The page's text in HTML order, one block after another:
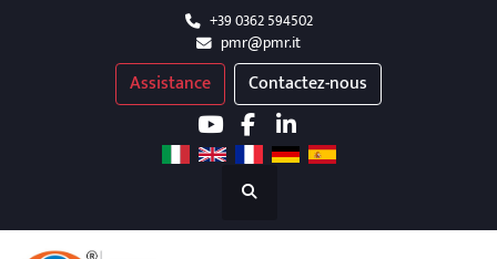
+39 0362 594502
pmr@pmr.it
Assistance Contactez-nous
youtube
facebook
linkedin
Recherche